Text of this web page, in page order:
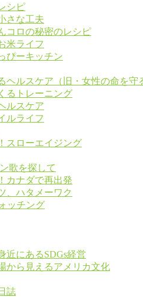
シピ
さな工夫
コロの秘密のレシピ
米ライフ
ぴーキッチン
ヘルスケア（旧・女性の命を守
るトレーニング
ルスケア
ルライフ
スローエイジング
歌を探して
カナダで再出発
、ハタメーワク
ッチング
近にあるSDGs経営
から見えるアメリカ文化
誌